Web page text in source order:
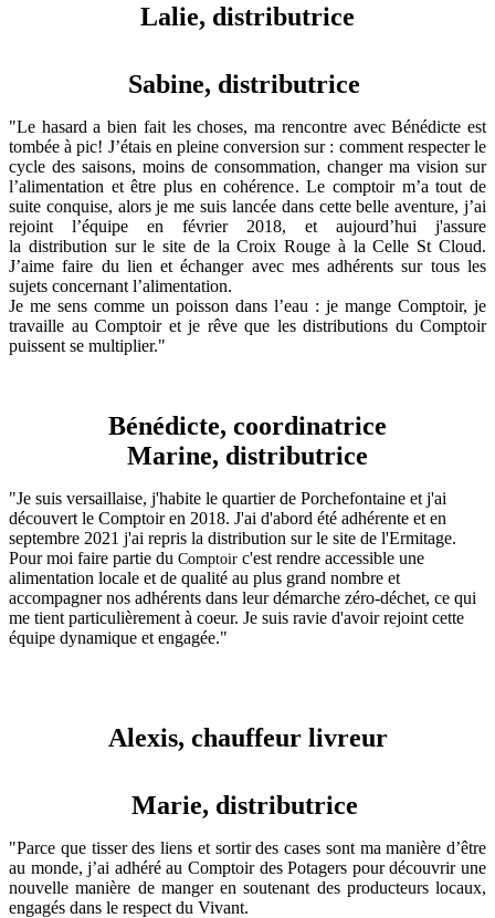
Lalie, distributrice
Sabine, distributrice
"Le hasard abien fait leschoses, ma rencontre avec Bénédicte est
tombée à pic! J’étais en pleine conversion sur : comment respecter le
cycle des saisons, moins de consommation, changer ma vision sur
l’alimentation et être plus en cohérence. Le comptoir m’a tout de
suite conquise, alors je me suis lancée dans cette belle aventure, j’ai
rejoint
l’équipe en février 2018,
et aujourd’hui j'assure
la distribution sur le site de la Croix Rouge à la Celle St Cloud.
J’aime faire du lien et échanger avec mes adhérents sur tous les
sujets concernant l’alimentation.
Je me sens comme un poisson dans l’eau : je mange Comptoir, je
travaille au Comptoir et je rêve que les distributions du Comptoir
puissent se multiplier."
Bénédicte, coordinatrice
Marine, distributrice
"Je suis versaillaise, j'habite le quartier de Porchefontaine et j'ai
découvert le Comptoir en 2018. J'ai d'abord été adhérente et en
septembre 2021 j'ai repris la distribution sur le site de l'Ermitage.
Pour moi faire partie du Comptoir c'est rendre accessible une
alimentation locale et de qualité au plus grand nombre et
accompagner nos adhérents dans leur démarche zéro-déchet, ce qui
me tient particulièrement à coeur. Je suis ravie d'avoir rejoint cette
équipe dynamique et engagée."
Alexis, chauffeur livreur
Marie, distributrice
"Parce que tisser des liens et sortir des cases sont ma manière d’être
au monde, j’ai adhéré au Comptoir des Potagers pour découvrir une
nouvelle manière de manger en soutenant des producteurs locaux,
engagés dans le respect du Vivant.